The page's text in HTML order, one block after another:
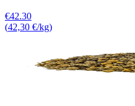
€42.30
(42,30 €/kg)